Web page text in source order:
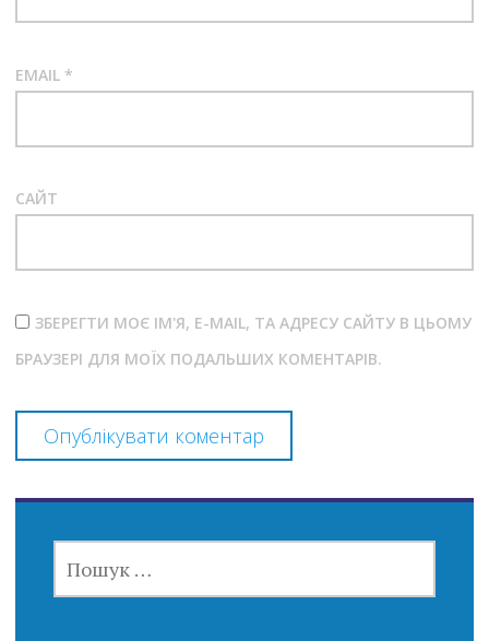
EMAIL *
САЙТ
ЗБЕРЕГТИ МОЄ ІМ'Я, E-MAIL, ТА АДРЕСУ САЙТУ В ЦЬОМУ
БРАУЗЕРІ ДЛЯ МОЇХ ПОДАЛЬШИХ КОМЕНТАРІВ.